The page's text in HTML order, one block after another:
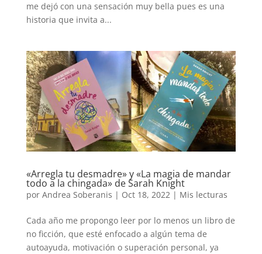
me dejó con una sensación muy bella pues es una
historia que invita a...
«Arregla tu desmadre» y «La magia de mandar
todo a la chingada» de Sarah Knight
por Andrea Soberanis | Oct 18, 2022| Mis lecturas
Cada año me propongo leer por lo menos un libro de
no ficción, que esté enfocado a algún tema de
autoayuda, motivación o superación personal, ya